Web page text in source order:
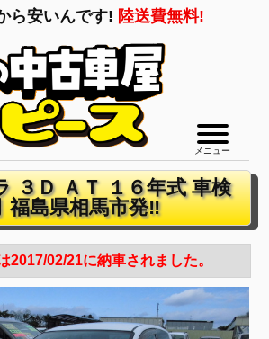
ら安いんです! 陸送費無料!
メニュー
３Ｄ ＡＴ １６年式 車検
福島県相馬市発‼
2017/02/21に納車されました。